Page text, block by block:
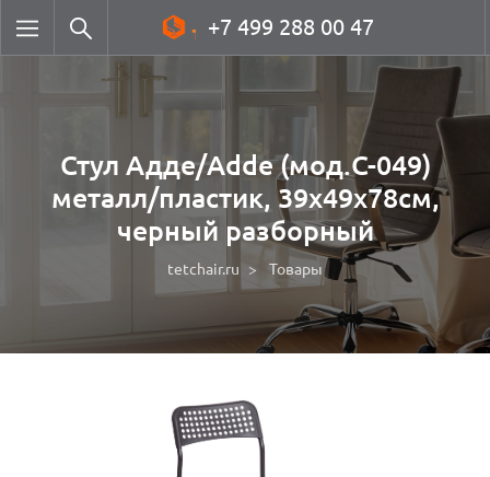
+7 499 288 00 47
Стул Адде/Adde (мод.C-049)
металл/пластик, 39х49х78см,
черный разборный
tetchair.ru Товары